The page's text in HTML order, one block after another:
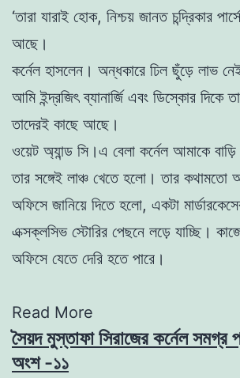
‘তারা যারাই হােক, নিশ্চয় জানত চন্দ্রিকার
আছে।
কর্নেল হাসলেন। অন্ধকারে ঢিল ছুঁড়ে লাভ
আমি ইন্দ্রজিৎ ব্যানার্জি এবং ডিস্কোর দিকে
তাদেরই কাছে আছে।
ওয়েট অ্যান্ড সি।এ বেলা কর্নেল আমাকে
তার সঙ্গেই লাঞ্চ খেতে হলাে। তার কথামতাে
অফিসে জানিয়ে দিতে হলাে, একটা
এক্সক্লসিভ স্টোরির পেছনে লড়ে যাচ্ছি।
অফিসে যেতে দেরি হতে পারে।
Read More
সৈয়দ মুস্তাফা সিরাজের কর্নেল সমগ্র
অংশ -১১